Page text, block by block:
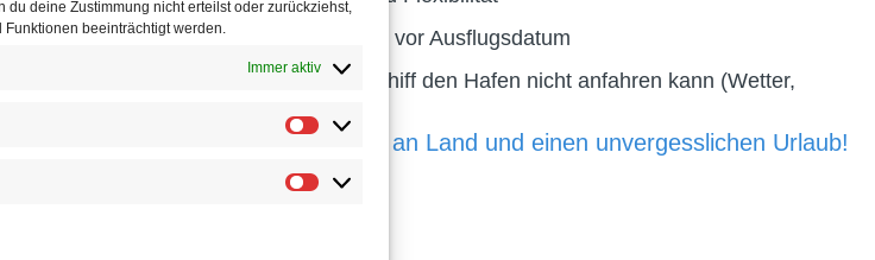
du deine Zustimmung nicht erteilst oder zurückziehst,
Funktionen beeinträchtigt werden.
Immer aktiv
Kostenfreie Stornierung bis 15 Tage vor Ausflugsdatum
Geld-zurück-Garantie, wenn das Schiff den Hafen nicht anfahren kann (Wetter,
Wir wünschen Ihnen tolle Erlebnisse an Land und einen unvergesslichen Urlaub!